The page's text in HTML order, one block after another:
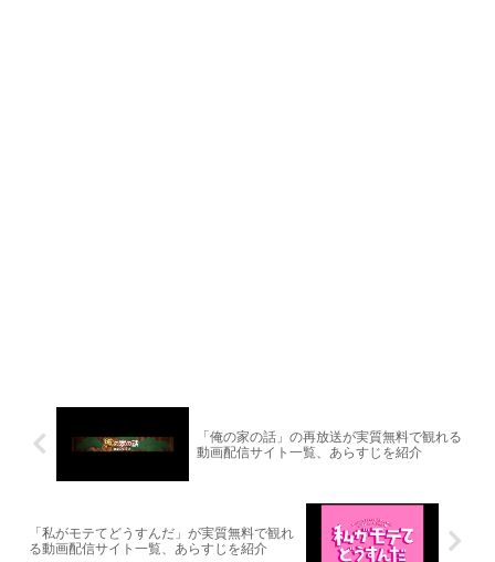
「俺の家の話」の再放送が実質無料で観れる
動画配信サイト一覧、あらすじを紹介
「私がモテてどうすんだ」が実質無料で観れ
る動画配信サイト一覧、あらすじを紹介